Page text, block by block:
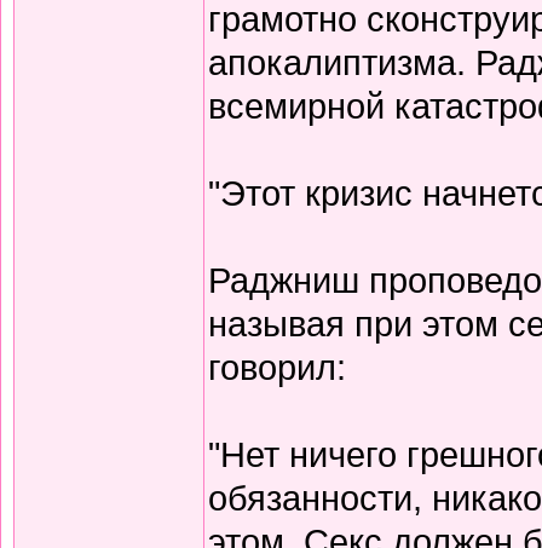
грамотно
апокалиптизма.
всемирной
"Этот кризис
Раджниш
называя при этом
говорил:
"Нет ничего
обязанности,